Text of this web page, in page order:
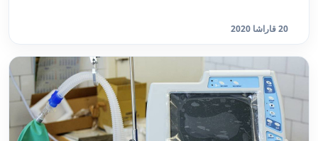
20 قاراشا 2020